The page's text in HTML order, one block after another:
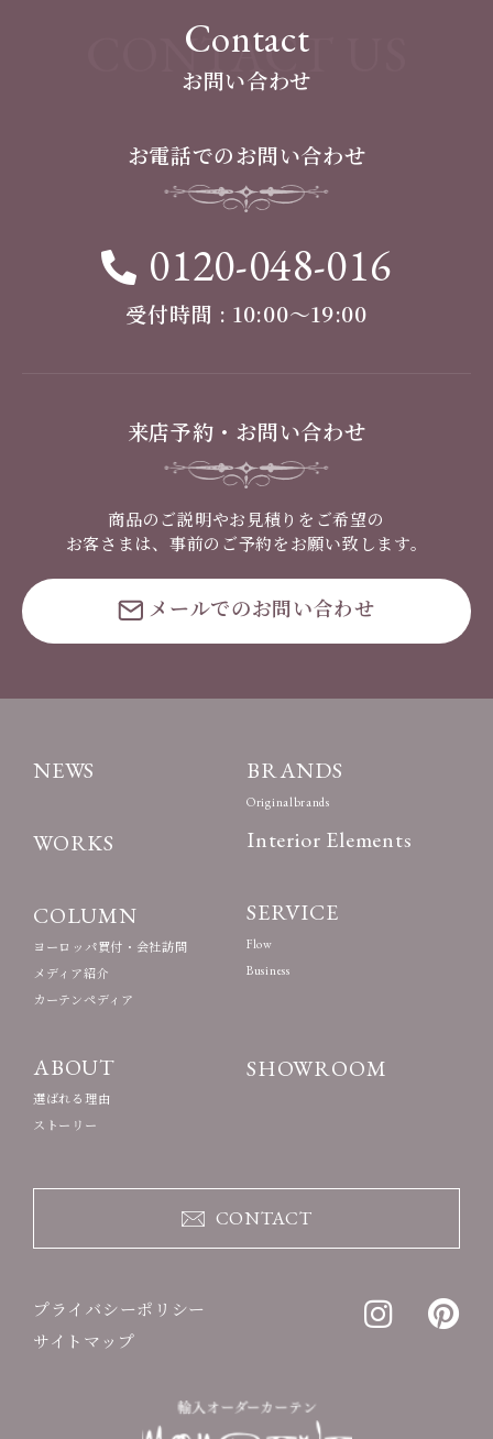
Contact
お問い合わせ
CONTACT US
お電話でのお問い合わせ
0120-048-016
受付時間 : 10:00〜19:00
来店予約・お問い合わせ
商品のご説明やお見積りをご希望の
お客さまは、事前のご予約をお願い致します。
メールでのお問い合わせ
NEWS
WORKS
COLUMN
ヨーロッパ買付・会社訪問
メディア紹介
カーテンペディア
ABOUT
選ばれる理由
ストーリー
BRANDS
Originalbrands
Interior Elements
SERVICE
Flow
Business
SHOWROOM
CONTACT
プライバシーポリシー
サイトマップ